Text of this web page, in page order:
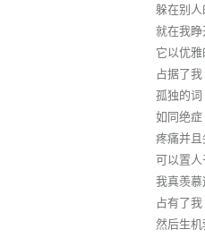
躲在别
就在我
它以优
占据了我
孤独的词
如同绝症
疼痛并且
可以置
我真羡慕
占有了我
然后生机